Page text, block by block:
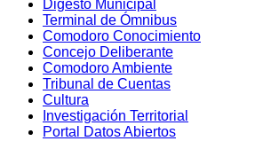
Digesto Municipal
Terminal de Ómnibus
Comodoro Conocimiento
Concejo Deliberante
Comodoro Ambiente
Tribunal de Cuentas
Cultura
Investigación Territorial
Portal Datos Abiertos